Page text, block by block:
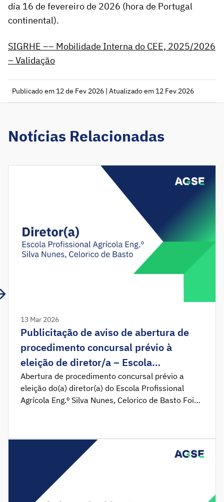
dia 16 de fevereiro de 2026 (hora de Portugal
continental).
SIGRHE –– Mobilidade Interna do CEE, 2025/2026
– Validação
Publicado em 12 de Fev 2026 | Atualizado em 12 Fev 2026
Notícias Relacionadas
13 Mar 2026
Publicitação de aviso de abertura de
procedimento concursal prévio à
eleição de diretor/a – Escola
Profissional Agrícola Eng.º Silva Nunes,
Celorico de Basto
Abertura de procedimento concursal prévio a
eleição do(a) diretor(a) do Escola Profissional
Agrícola Eng.º Silva Nunes, Celorico de Basto Foi
procedimento concursal prévio à eleição do(a)
Diretor(a) do Escola Profissional Agrícola Eng.º
Silva Nunes, em Celorico de Basto. O
procedimento decorre […]